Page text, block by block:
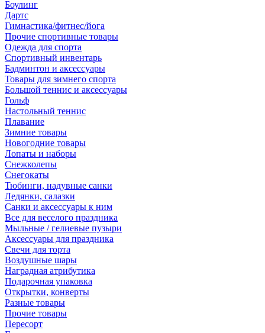
Боулинг
Дартс
Гимнастика/фитнес/йога
Прочие спортивные товары
Одежда для спорта
Спортивный инвентарь
Бадминтон и аксессуары
Товары для зимнего спорта
Большой теннис и аксессуары
Гольф
Настольный теннис
Плавание
Зимние товары
Новогодние товары
Лопаты и наборы
Снежколепы
Снегокаты
Тюбинги, надувные санки
Ледянки, салазки
Санки и аксессуары к ним
Все для веселого праздника
Мыльные / гелиевые пузыри
Аксессуары для праздника
Свечи для торта
Воздушные шары
Наградная атрибутика
Подарочная упаковка
Открытки, конверты
Разные товары
Прочие товары
Пересорт